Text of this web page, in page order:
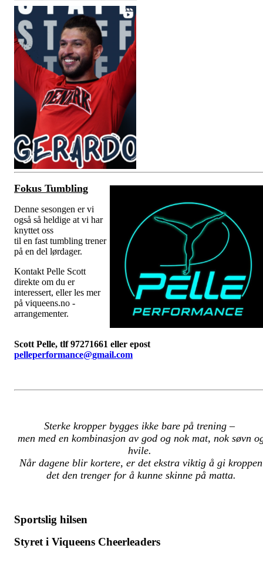
Fokus Tumbling
Denne sesongen er vi
også så heldige at vi har
knyttet oss
til en fast tumbling trener
på en del lørdager.
Kontakt Pelle Scott
direkte om du er
interessert, eller les mer
på viqueens.no -
arrangementer.
Scott Pelle, tlf 97271661 eller epost
pelleperformance@gmail.com
Sterke kropper bygges ikke bare på trening –
men med en kombinasjon av god og nok mat, nok søvn
hvile.
Når dagene blir kortere, er det ekstra viktig å gi kroppen
det den trenger for å kunne skinne på matta.
Sportslig hilsen
Styret i Viqueens Cheerleaders